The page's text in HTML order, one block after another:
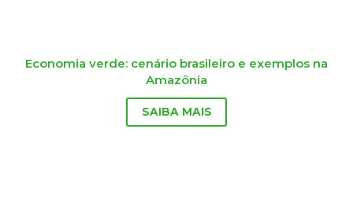
Economia verde: cenário brasileiro e exemplos na
Amazônia
SAIBA MAIS